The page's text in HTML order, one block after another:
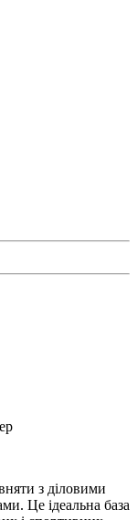
з діловими
Це ідеальна база